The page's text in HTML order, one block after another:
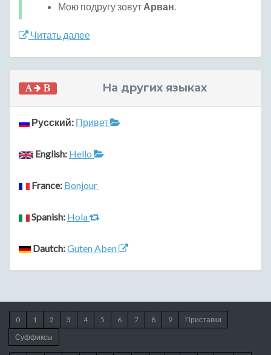
Мою подругу зовут Арван.
Читать далее
На других языках
Русский: Привет
English: Hello
France: Bonjour
Spanish: Hola
Dautch:Guten Aben
0 1 2 3 4 5 6 7 8 9
Приставки
Суффиксы